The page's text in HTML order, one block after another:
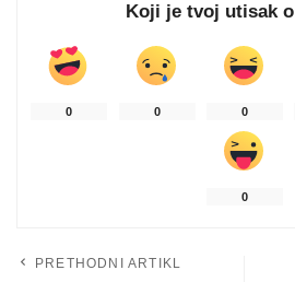
Koji je tvoj utisak
0 0 0
0
PRETHODNI ARTIKL